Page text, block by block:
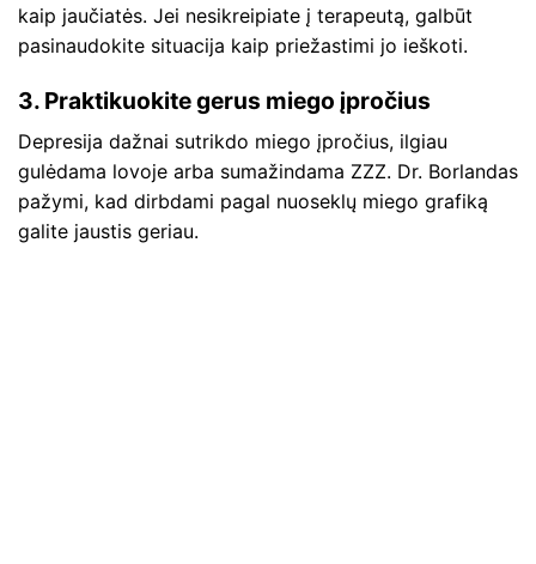
kaip jaučiatės. Jei nesikreipiate į terapeutą, galbūt
pasinaudokite situacija kaip priežastimi jo ieškoti.
3. Praktikuokite gerus miego įpročius
Depresija dažnai sutrikdo miego įpročius, ilgiau
gulėdama lovoje arba sumažindama ZZZ. Dr. Borlandas
pažymi, kad dirbdami pagal nuoseklų miego grafiką
galite jaustis geriau.